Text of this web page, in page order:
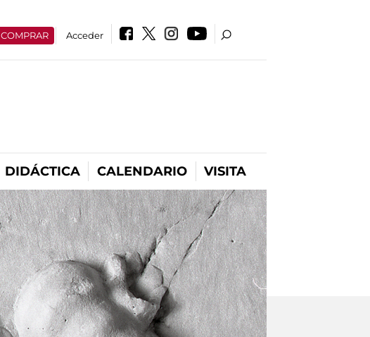
COMPRAR Acceder
DIDÁCTICA CALENDARIO VISITA